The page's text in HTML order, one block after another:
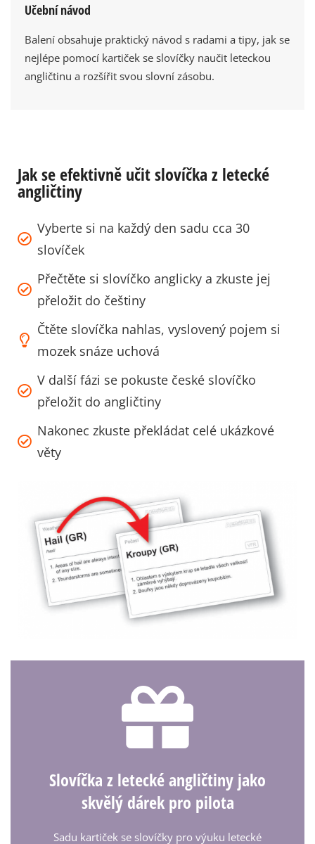
Učební návod
Balení obsahuje praktický návod s radami a tipy, jak se
nejlépe pomocí kartiček se slovíčky naučit leteckou
angličtinu a rozšířit svou slovní zásobu.
Jak se efektivně učit slovíčka z letecké
angličtiny
Vyberte si na každý den sadu cca 30
slovíček
Přečtěte si slovíčko anglicky a zkuste jej
přeložit do češtiny
Čtěte slovíčka nahlas, vyslovený pojem si
mozek snáze uchová
V další fázi se pokuste české slovíčko
přeložit do angličtiny
Nakonec zkuste překládat celé ukázkové
věty
Slovíčka z letecké angličtiny jako
skvělý dárek pro pilota
Sadu kartiček se slovíčky pro výuku letecké